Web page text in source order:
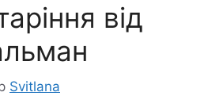
від
Svitlana